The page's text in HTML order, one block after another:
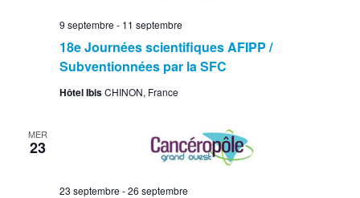
18e Journées scientifiques AFIPP /
Subventionnées par la SFC
9 septembre - 11 septembre
Hôtel IbisCHINON, France
MER
23
23 septembre -26 septembre